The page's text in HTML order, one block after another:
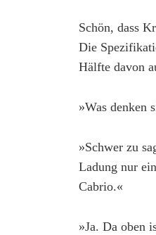
Schön, dass
Die
Hälfte davon
»Was denken
»Schwer zu
Ladung nur
Cabrio.«
»Ja. Da oben